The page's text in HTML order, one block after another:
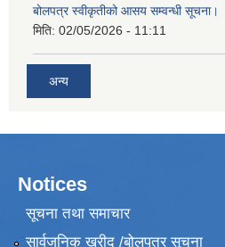
बोलपत्र स्वीकृतीको आसय सम्वन्धी सूचना।
मिति: 02/05/2026 - 11:11
अन्य
Notices
सूचना तथा समाचार
सार्वजनिक खरीद /बोलपत्र सूचना